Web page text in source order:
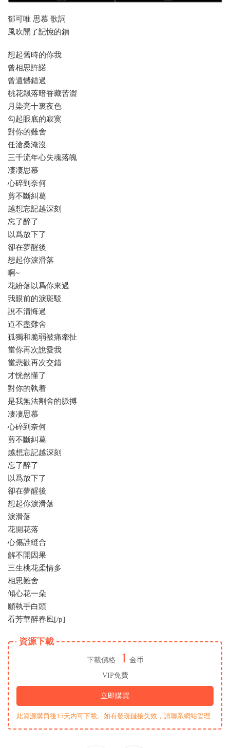
郁可唯 思慕 歌詞
風吹開了記憶的鎖
想起舊時的你我
曾相思許諾
曾遺憾錯過
桃花飄落暗香藏苦澀
月染亮十裏夜色
勾起眼底的寂寞
對你的難舍
任滄桑淹沒
三千流年心失魂落魄
凄凄思慕
心碎到奈何
剪不斷糾葛
越想忘記越深刻
忘了醉了
以爲放下了
卻在夢醒後
想起你淚滑落
啊~
花紛落以爲你來過
我眼前的淚斑駁
說不清悔過
道不盡難舍
孤獨和脆弱被痛牽扯
當你再次說愛我
當悲歡再次交錯
才恍然懂了
對你的執着
是我無法割舍的脈搏
凄凄思慕
心碎到奈何
剪不斷糾葛
越想忘記越深刻
忘了醉了
以爲放下了
卻在夢醒後
想起你淚滑落
淚滑落
花開花落
心傷誰縫合
解不開因果
三生桃花柔情多
相思難舍
傾心花一朵
願執手白頭
看芳華醉春風[/p]
資源下載
下載價格 1 金币
VIP免費
立即購買
此資源購買後15天内可下載。如有發現鏈接失效，請聯系網站管理